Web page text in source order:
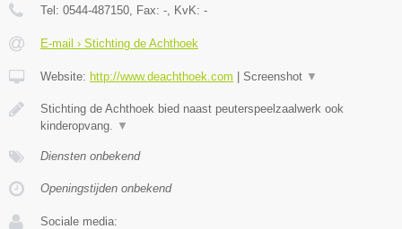
Tel: 0544-487150 , Fax: - , KvK: -
E-mail › Stichting de Achthoek
Website: http://www.deachthoek.com Screenshot ▼
Stichting de Achthoek bied naast peuterspeelzaalwerk ook
kinderopvang.
▼
Diensten onbekend
Openingstijden onbekend
Sociale media: